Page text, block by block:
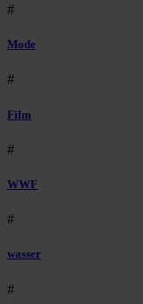
#
Mode
#
Film
#
WWF
#
wasser
#